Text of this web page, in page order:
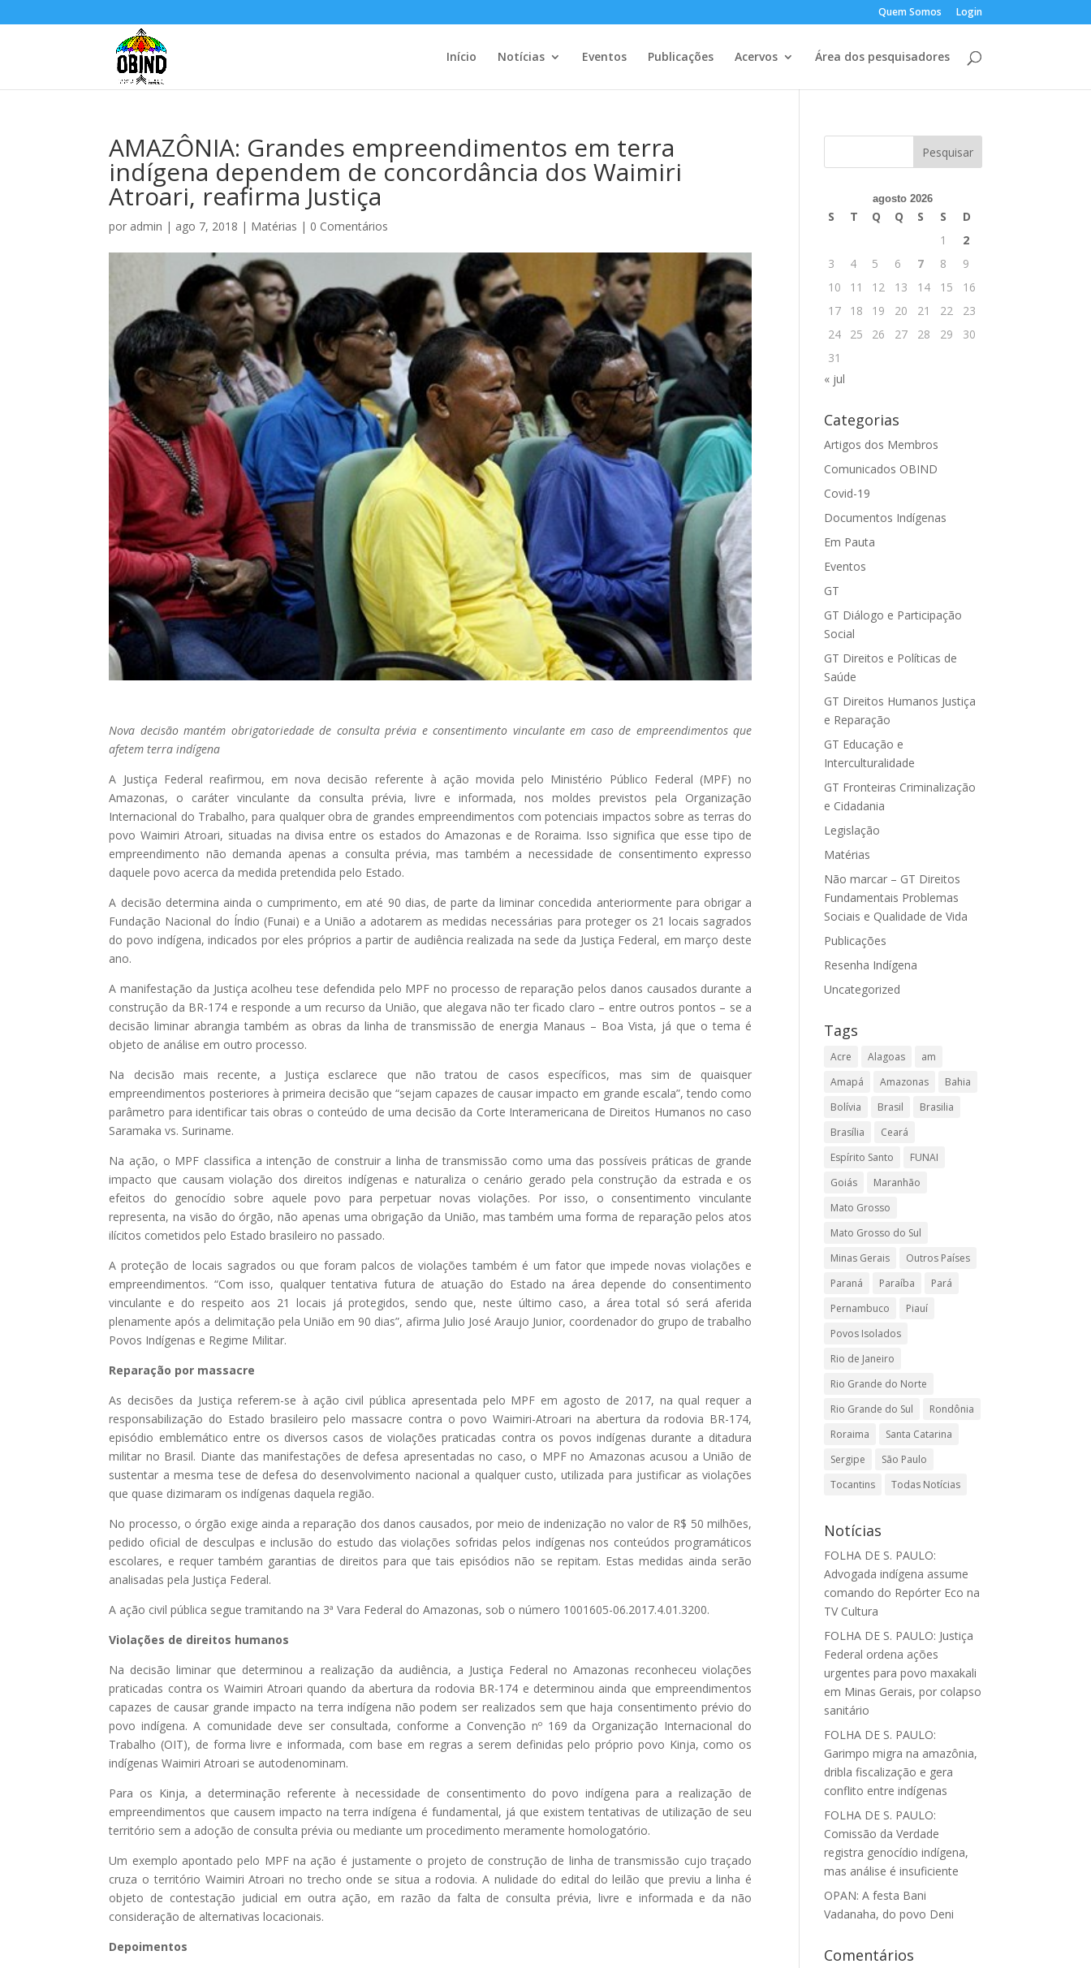
Quem Somos Login
Início Notícias Eventos Publicações Acervos Área dos pesquisadores
AMAZÔNIA: Grandes empreendimentos em terra
indígena dependem de concordância dos Waimiri
Atroari, reafirma Justiça
por admin | ago 7, 2018 | Matérias | 0 Comentários
Nova decisão mantém obrigatoriedade de consulta prévia e consentimento vinculante em caso de empreendimentos que
afetem terra indígena
A Justiça Federal reafirmou, em nova decisão referente à ação movida pelo Ministério Público Federal (MPF) no
Amazonas, o caráter vinculante da consulta prévia, livre e informada, nos moldes previstos pela Organização
Internacional do Trabalho, para qualquer obra de grandes empreendimentos com potenciais impactos sobre as terras do
povo Waimiri Atroari, situadas na divisa entre os estados do Amazonas e de Roraima. Isso significa que esse tipo de
empreendimento não demanda apenas a consulta prévia, mas também a necessidade de consentimento expresso
daquele povo acerca da medida pretendida pelo Estado.
A decisão determina ainda o cumprimento, em até 90 dias, de parte da liminar concedida anteriormente para obrigar a
Fundação Nacional do Índio (Funai) e a União a adotarem as medidas necessárias para proteger os 21 locais sagrados
do povo indígena, indicados por eles próprios a partir de audiência realizada na sede da Justiça Federal, em março deste
ano.
A manifestação da Justiça acolheu tese defendida pelo MPF no processo de reparação pelos danos causados durante a
construção da BR-174 e responde a um recurso da União, que alegava não ter ficado claro – entre outros pontos – se a
decisão liminar abrangia também as obras da linha de transmissão de energia Manaus – Boa Vista, já que o tema é
objeto de análise em outro processo.
Na decisão mais recente, a Justiça esclarece que não tratou de casos específicos, mas sim de quaisquer
empreendimentos posteriores à primeira decisão que “sejam capazes de causar impacto em grande escala”, tendo como
parâmetro para identificar tais obras o conteúdo de uma decisão da Corte Interamericana de Direitos Humanos no caso
Saramaka vs. Suriname.
Na ação, o MPF classifica a intenção de construir a linha de transmissão como uma das possíveis práticas de grande
impacto que causam violação dos direitos indígenas e naturaliza o cenário gerado pela construção da estrada e os
efeitos do genocídio sobre aquele povo para perpetuar novas violações. Por isso, o consentimento vinculante
representa, na visão do órgão, não apenas uma obrigação da União, mas também uma forma de reparação pelos atos
ilícitos cometidos pelo Estado brasileiro no passado.
A proteção de locais sagrados ou que foram palcos de violações também é um fator que impede novas violações e
empreendimentos. “Com isso, qualquer tentativa futura de atuação do Estado na área depende do consentimento
vinculante e do respeito aos 21 locais já protegidos, sendo que, neste último caso, a área total só será aferida
plenamente após a delimitação pela União em 90 dias”, afirma Julio José Araujo Junior, coordenador do grupo de trabalho
Povos Indígenas e Regime Militar.
Reparação por massacre
As decisões da Justiça referem-se à ação civil pública apresentada pelo MPF em agosto de 2017, na qual requer a
responsabilização do Estado brasileiro pelo massacre contra o povo Waimiri-Atroari na abertura da rodovia BR-174,
episódio emblemático entre os diversos casos de violações praticadas contra os povos indígenas durante a ditadura
militar no Brasil. Diante das manifestações de defesa apresentadas no caso, o MPF no Amazonas acusou a União de
sustentar a mesma tese de defesa do desenvolvimento nacional a qualquer custo, utilizada para justificar as violações
que quase dizimaram os indígenas daquela região.
No processo, o órgão exige ainda a reparação dos danos causados, por meio de indenização no valor de R$ 50 milhões,
pedido oficial de desculpas e inclusão do estudo das violações sofridas pelos indígenas nos conteúdos programáticos
escolares, e requer também garantias de direitos para que tais episódios não se repitam. Estas medidas ainda serão
analisadas pela Justiça Federal.
A ação civil pública segue tramitando na 3ª Vara Federal do Amazonas, sob o número 1001605-06.2017.4.01.3200.
Violações de direitos humanos
Na decisão liminar que determinou a realização da audiência, a Justiça Federal no Amazonas reconheceu violações
praticadas contra os Waimiri Atroari quando da abertura da rodovia BR-174 e determinou ainda que empreendimentos
capazes de causar grande impacto na terra indígena não podem ser realizados sem que haja consentimento prévio do
povo indígena. A comunidade deve ser consultada, conforme a Convenção nº 169 da Organização Internacional do
Trabalho (OIT), de forma livre e informada, com base em regras a serem definidas pelo próprio povo Kinja, como os
indígenas Waimiri Atroari se autodenominam.
Para os Kinja, a determinação referente à necessidade de consentimento do povo indígena para a realização de
empreendimentos que causem impacto na terra indígena é fundamental, já que existem tentativas de utilização de seu
território sem a adoção de consulta prévia ou mediante um procedimento meramente homologatório.
Um exemplo apontado pelo MPF na ação é justamente o projeto de construção de linha de transmissão cujo traçado
cruza o território Waimiri Atroari no trecho onde se situa a rodovia. A nulidade do edital do leilão que previu a linha é
objeto de contestação judicial em outra ação, em razão da falta de consulta prévia, livre e informada e da não
consideração de alternativas locacionais.
Depoimentos
agosto 2026
S T Q Q S S
D
1
2
3
4 5 6 7 8
9
10
11 12 13 14 15
16
17
18 19 20 21 22
23
24
25 26 27 28 29
30
31
« jul
Categorias
Artigos dos Membros
Comunicados OBIND
Covid-19
Documentos Indígenas
Em Pauta
Eventos
GT
GT Diálogo e Participação
Social
GT Direitos e Políticas de
Saúde
GT Direitos Humanos Justiça
e Reparação
GT Educação e
Interculturalidade
GT Fronteiras Criminalização
e Cidadania
Legislação
Matérias
Não marcar – GT Direitos
Fundamentais Problemas
Sociais e Qualidade de Vida
Publicações
Resenha Indígena
Uncategorized
Tags
Acre Alagoas
am
Amapá
Amazonas
Bahia
Bolívia
Brasil
Brasilia
Brasília
Ceará
Espírito Santo
FUNAI
Goiás
Maranhão
Mato Grosso
Mato Grosso do Sul
Minas Gerais
Outros Países
Paraná
Paraíba
Pará
Pernambuco
Piauí
Povos Isolados
Rio de Janeiro
Rio Grande do Norte
Rio Grande do Sul
Rondônia
Roraima
Santa Catarina
Sergipe
São Paulo
Tocantins
Todas Notícias
Notícias
FOLHA DE S. PAULO:
Advogada indígena assume
comando do Repórter Eco na
TV Cultura
FOLHA DE S. PAULO: Justiça
Federal ordena ações
urgentes para povo maxakali
em Minas Gerais, por colapso
sanitário
FOLHA DE S. PAULO:
Garimpo migra na amazônia,
dribla fiscalização e gera
conflito entre indígenas
FOLHA DE S. PAULO:
Comissão da Verdade
registra genocídio indígena,
mas análise é insuficiente
OPAN: A festa Bani
Vadanaha, do povo Deni
Comentários